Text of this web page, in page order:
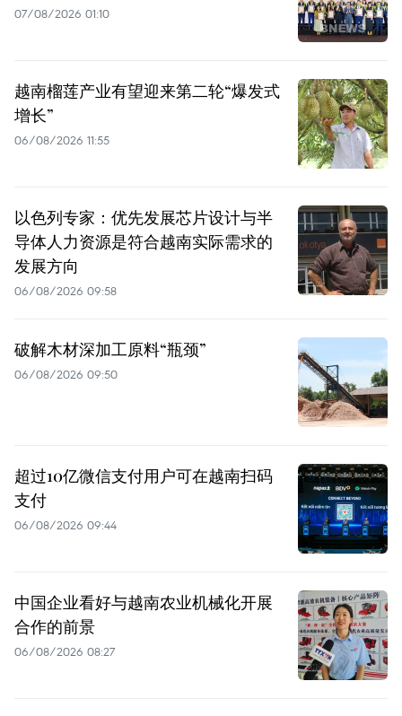
07/08/2026 01:10
越南榴莲产业有望迎来第二轮“爆发式
增长”
06/08/2026 11:55
以色列专家：优先发展芯片设计与半
导体人力资源是符合越南实际需求的
发展方向
06/08/2026 09:58
破解木材深加工原料“瓶颈”
06/08/2026 09:50
超过10亿微信支付用户可在越南扫码
支付
06/08/2026 09:44
中国企业看好与越南农业机械化开展
合作的前景
06/08/2026 08:27